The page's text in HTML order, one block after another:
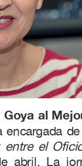
Goya al
encargada
entre el
abril. La